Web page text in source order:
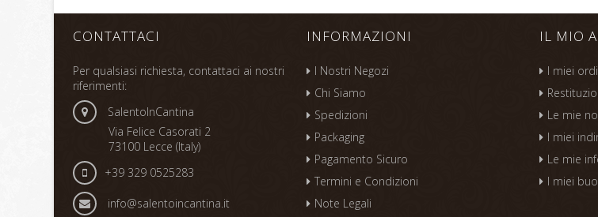
CONTATTACI
Per qualsiasi richiesta, contattaci ai nostri
riferimenti:
SalentoInCantina
Via Felice Casorati 2
73100 Lecce (Italy)
+39 329 0525283
info@salentoincantina.it
INFORMAZIONI
I Nostri Negozi
Chi Siamo
Spedizioni
Packaging
Pagamento Sicuro
Termini e Condizioni
Note Legali
IL MIO
I miei
Le mie
I miei
Le mie
I miei